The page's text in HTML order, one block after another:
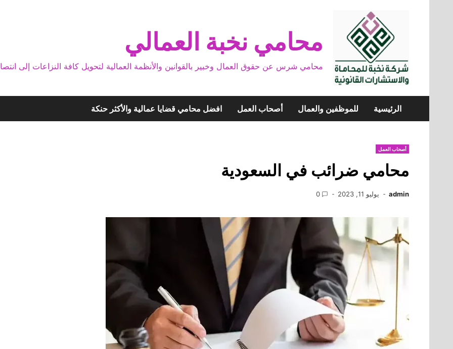
محامي نخبة العمالي
محامي شرس عن حقوق العمال وخبير بالقوانين والأنظمة العمالية لتحويل كافة النزاعات إلى
الرئيسية للموظفين والعمال أصحاب العمل افضل محامي قضايا عمالية والأكثر حنكة
أصحاب العمل
محامي ضرائب في السعودية
admin يوليو 11, 2023 0